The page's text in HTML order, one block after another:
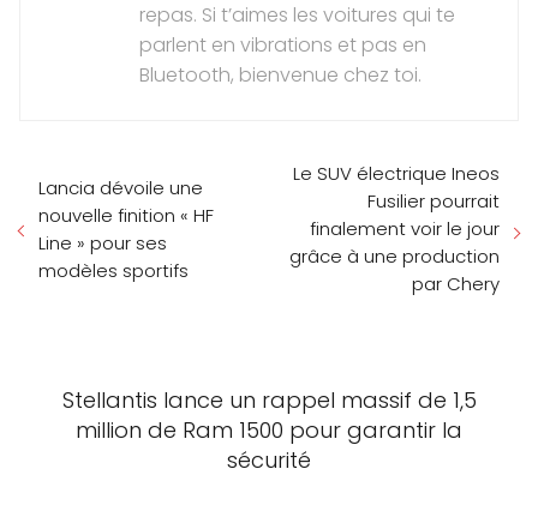
repas. Si t’aimes les voitures qui te
parlent en vibrations et pas en
Bluetooth, bienvenue chez toi.
Lancia dévoile une
nouvelle finition « HF
Line » pour ses
modèles sportifs
Le SUV électrique Ineos
Fusilier pourrait
finalement voir le jour
grâce à une production
par Chery
Stellantis lance un rappel massif de 1,5
million de Ram 1500 pour garantir la
sécurité